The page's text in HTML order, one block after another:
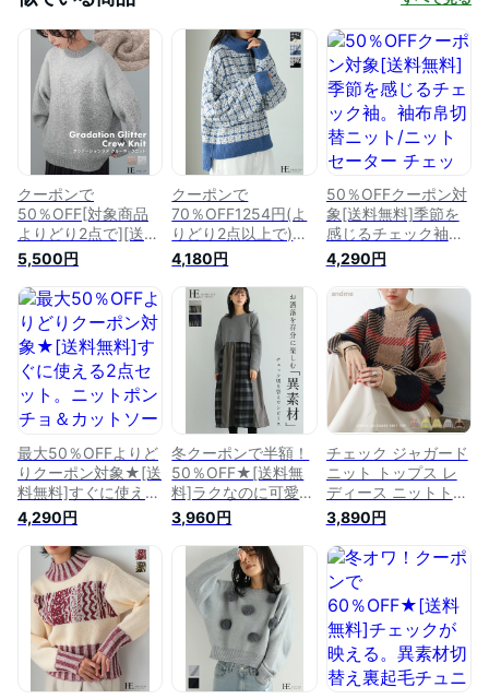
クーポンで
50％OFF[対象商品
よりどり2点で][送料
無料]控えめラメで上
品な大人style。グラ
デーションラメ クル
ーネックニット/ニッ
ト セーター ジャガ
ード編み あったか
防寒 レディース ト
ップス クルーネック
ラメ 体型カバー ゆ
ったり 大きいサイズ
[メール便不可]
5,500円
クーポンで
70％OFF1254円(よ
りどり2点以上で)上
品にニットを着る。
ツイード編みハイネ
ックニット/ニット
セーター ツイード
柄ニット レディース
トップス ハイネック
ゆったり 大きいサイ
ズ 体型カバー[メー
ル便不可]
4,180円
50％OFFクーポン対
象[送料無料]季節を
感じるチェック袖。
袖布帛切替ニット/ニ
ット セーター チェ
ック ボリューム袖
レディース トップス
異素材 ゆったり 大
きいサイズ 体型カバ
ー[メール便不可]
4,290円
最大50％OFFよりど
りクーポン対象★[送
料無料]すぐに使える
2点セット。ニット
ポンチョ＆カットソ
ーセット/ポンチョ
ニット カットソー
レイヤード レディー
ス トップス 体型カ
バー ゆったり 大き
いサイズ[メール便不
可]
4,290円
冬クーポンで半額！
50％OFF★[送料無
料]ラクなのに可愛
い。異素材チェック
切替ワンピース/ワン
ピース ワンピ チェ
ック 裏起毛 レディ
ース 異素材 あった
か ゆったり 大きい
サイズ 体型カバー
[メール便不可]
3,960円
チェック ジャガード
ニット トップス レ
ディース ニットトッ
プス チェックシャツ
カーディガン セータ
ー オーバーサイズ
体型カバー ゆったり
柄ニット チェック柄
ジャガード ボリュー
ム袖 起毛 モヘアラ
イク カジュアル ト
レンド ゆったり 防
寒 暖か 秋冬 春 秋 冬
3,890円